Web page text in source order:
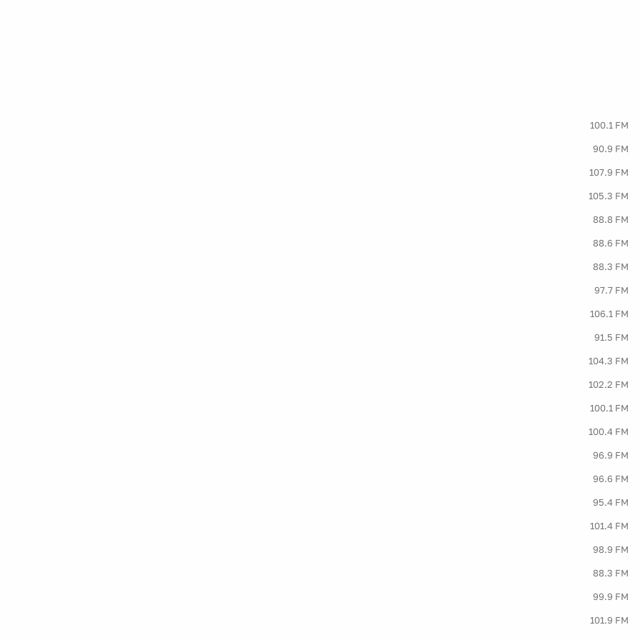
100.1 FM
90.9 FM
107.9 FM
105.3 FM
88.8 FM
88.6 FM
88.3 FM
97.7 FM
106.1 FM
91.5 FM
104.3 FM
102.2 FM
100.1 FM
100.4 FM
96.9 FM
96.6 FM
95.4 FM
101.4 FM
98.9 FM
88.3 FM
99.9 FM
101.9 FM